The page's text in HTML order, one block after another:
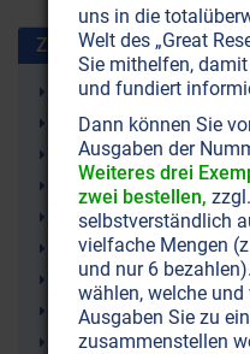
Zusammen benutzt mit:
Antibabypille
Verhütung
Gesundheit
Hormonelle Störungen
Hormone
Wechseljahre
PMS
Osteoporose
Depressionen
uns in die
Welt des „Great
Sie mithelfen,
und fundiert
Dann können Sie
Ausgaben der
Weiteres drei
zwei bestellen,
selbstverständlich
vielfache Mengen
und nur 6
wählen, welche und
Ausgaben Sie zu
zusammenstellen